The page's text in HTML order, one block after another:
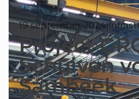
19 september 2024|
Project
Schuiven
Sambeek